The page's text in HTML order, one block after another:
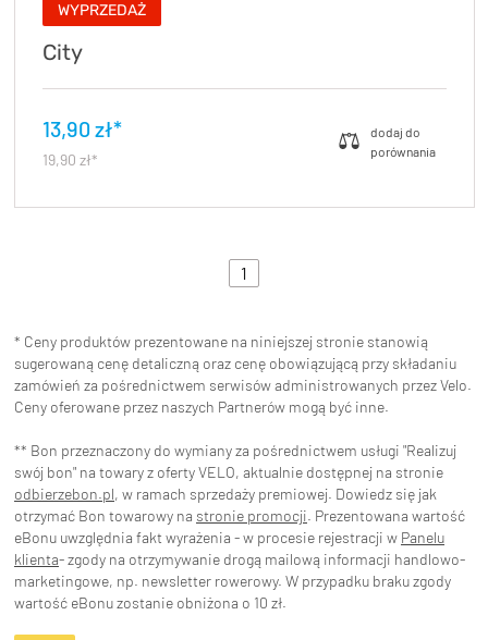
WYPRZEDAŻ
City
13,90 zł*
19,90 zł*
1
* Ceny produktów prezentowane na niniejszej stronie stanowią
sugerowaną cenę detaliczną oraz cenę obowiązującą przy składaniu
zamówień za pośrednictwem serwisów administrowanych przez Velo.
Ceny oferowane przez naszych Partnerów mogą być inne.
** Bon przeznaczony do wymiany za pośrednictwem usługi "Realizuj
swój bon" na towary z oferty VELO, aktualnie dostępnej na stronie
odbierzebon.pl, w ramach sprzedaży premiowej. Dowiedz się jak
otrzymać Bon towarowy na stronie promocji. Prezentowana wartość
eBonu uwzględnia fakt wyrażenia - w procesie rejestracji w Panelu
klienta- zgody na otrzymywanie drogą mailową informacji handlowo-
marketingowe, np. newsletter rowerowy. W przypadku braku zgody
wartość eBonu zostanie obniżona o 10 zł.